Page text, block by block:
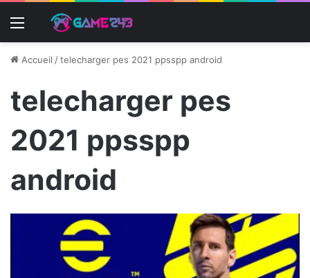
Menu
Accueil /telecharger pes 2021 ppsspp android
telecharger pes
2021 ppsspp
android